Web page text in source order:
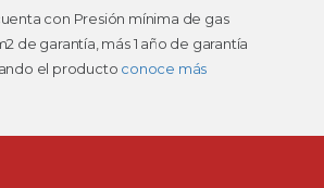
con Presión mínima de gas
de garantía, más 1 año de garantía
el producto conoce más